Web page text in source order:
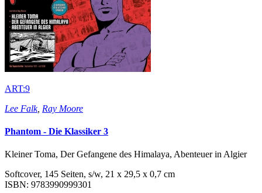
ART:9
Lee Falk, Ray Moore
Phantom - Die Klassiker 3
Kleiner Toma, Der Gefangene des Himalaya, Abenteuer in Algier
Softcover, 145 Seiten, s/w, 21 x 29,5 x 0,7 cm
ISBN: 9783990999301